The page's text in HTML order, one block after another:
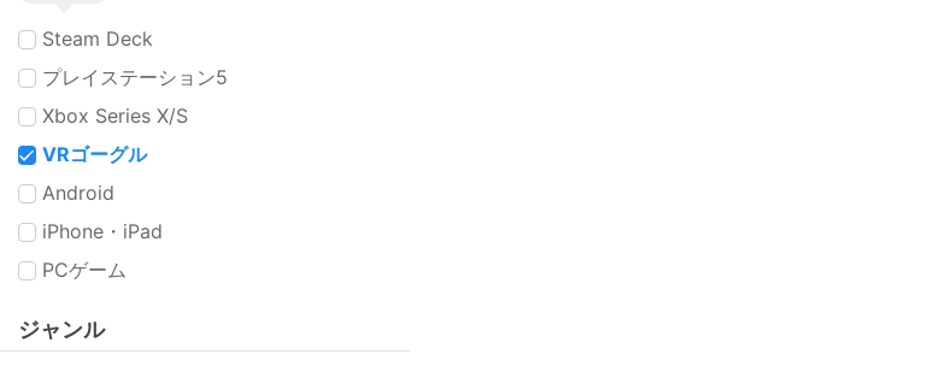
Steam Deck
プレイステーション5
Xbox Series X/S
VRゴーグル
Android
iPhone・iPad
PCゲーム
ジャンル